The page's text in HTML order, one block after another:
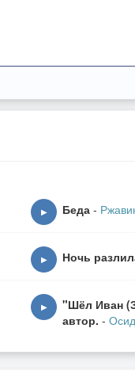
▶ Беда -
▶ Ночь
▶
"Шёл Иван
автор. -